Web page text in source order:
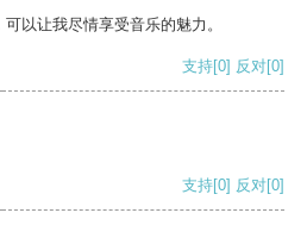
以让我尽情享受音乐的魅力。
支持[0] 反对[0]
支持[0] 反对[0]